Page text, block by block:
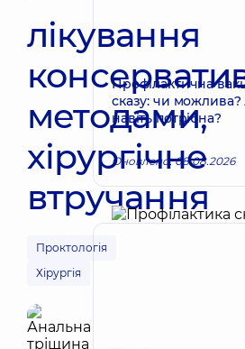
лікування
методами,
хірургічне
втручання
Проктологія
Хірургія
Профілактична
сказу: чи
навіть потрібна?
Оновлено: 08.08.2026